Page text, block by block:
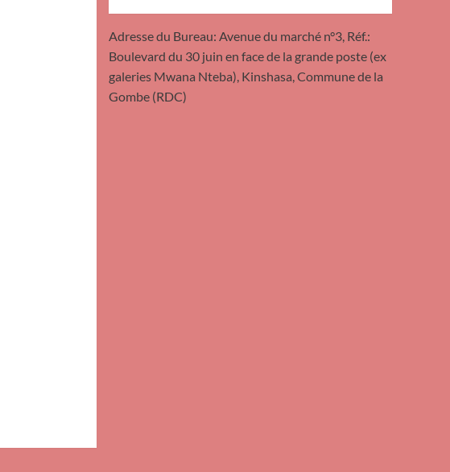
Adresse du Bureau: Avenue du marché n°3, Réf.:
Boulevard du 30 juin en face de la grande poste (ex
galeries Mwana Nteba), Kinshasa, Commune de la
Gombe (RDC)